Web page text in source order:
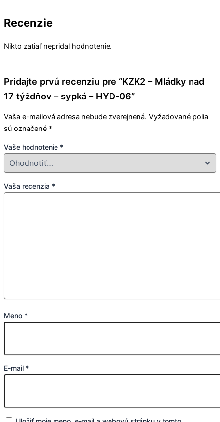
Recenzie
Nikto zatiaľ nepridal hodnotenie.
Pridajte prvú recenziu pre “KZK2 – Mládky nad
17 týždňov – sypká – HYD-06”
Vaša e-mailová adresa nebude zverejnená. Vyžadované polia
sú označené *
Vaše hodnotenie *
Vaša recenzia *
Meno *
E-mail *